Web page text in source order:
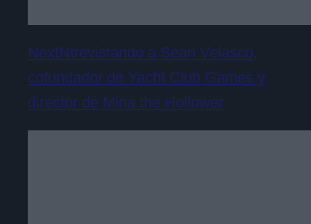
NextNtrevistando a Sean Velasco,
cofundador de Yacht Club Games y
director de Mina the Hollower